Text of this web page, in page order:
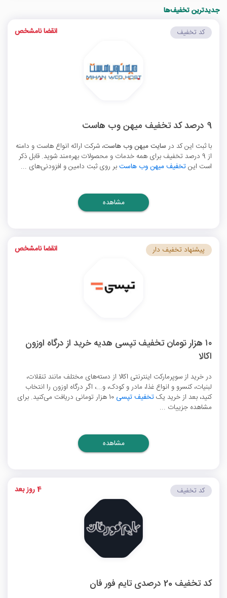
جدیدترین تخفیف‌ها
9 درصد کد تخفیف میهن وب هاست
با ثبت این کد در سایت میهن وب هاست، شرکت ارائه انواع هاست و دامنه
از 9 درصد تخفیف برای همه خدمات و محصولات بهره‌مند شوید. قابل ذکر
است اینتخفیف میهن وب هاستبر روی ثبت دامین و افزودنی‌های ...
کد تخفیف انقضا نامشخص
مشاهده
۱۰ هزار تومان تخفیف تپسی هدیه خرید از درگاه اوزون
اکالا
در خرید از سوپرمارکت اینترنتی اکالا از دسته‌های مختلف مانند تنقلات،
لبنیات، کنسرو و انواع غذا، مادر و کودک، و...، اگر درگاه اوزون را انتخاب
کنید، بعد از خرید یکتخفیف تپسی
10 هزار تومانی دریافت می‌کنید. برای
مشاهده جزییات ...
پیشنهاد تخفیف دار انقضا نامشخص
مشاهده
کد تخفیف 20 درصدی تایم فور فان
کد تخفیف 4 روز بعد